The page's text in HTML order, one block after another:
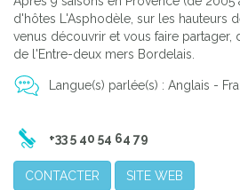
d'hôtes L'Asphodèle, sur les hauteurs
venus découvrir et vous faire partager,
de l'Entre-deux mers Bordelais.
Langue(s) parlée(s) : Anglais -
+33 5 40 54 64 79
CONTACTER SITE WEB